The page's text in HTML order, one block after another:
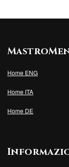
Home ENG
Home ITA
Home DE